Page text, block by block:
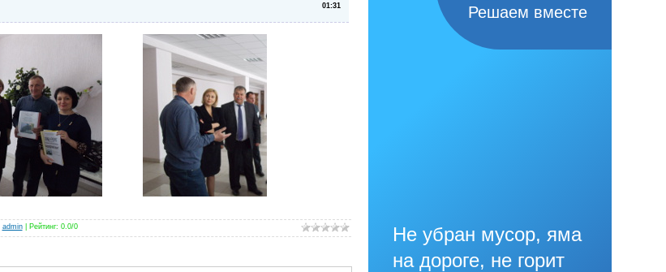
01:31
admin Рейтинг: 0.0/0
Решаем вместе
Не убран мусор, яма
на дороге, не горит